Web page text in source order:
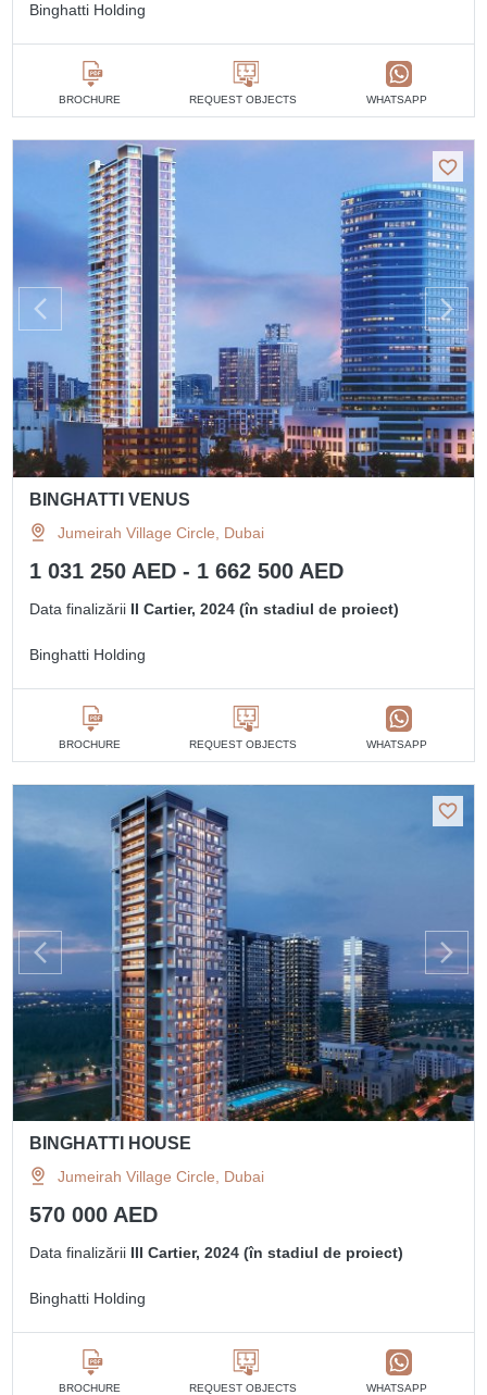
Binghatti Holding
BROCHURE REQUEST OBJECTS WHATSAPP
BINGHATTI VENUS
Jumeirah Village Circle, Dubai
1 031 250 AED - 1 662 500 AED
Data finalizării II Cartier, 2024 (în stadiul de proiect)
Binghatti Holding
BROCHURE REQUEST OBJECTS WHATSAPP
BINGHATTI HOUSE
Jumeirah Village Circle, Dubai
570 000 AED
Data finalizării III Cartier, 2024 (în stadiul de proiect)
Binghatti Holding
BROCHURE REQUEST OBJECTS WHATSAPP